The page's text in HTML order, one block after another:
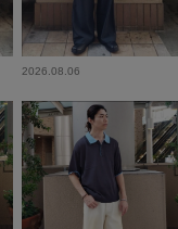
2026.08.06